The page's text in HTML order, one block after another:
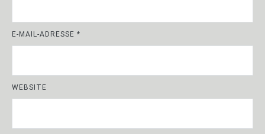
E-MAIL-ADRESSE *
WEBSITE